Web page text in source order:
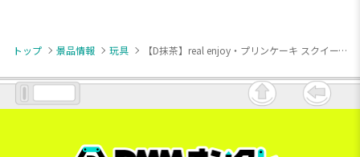
トップ 景品情報 玩具 【D抹茶】real enjoy・プリンケーキ スクイーズ